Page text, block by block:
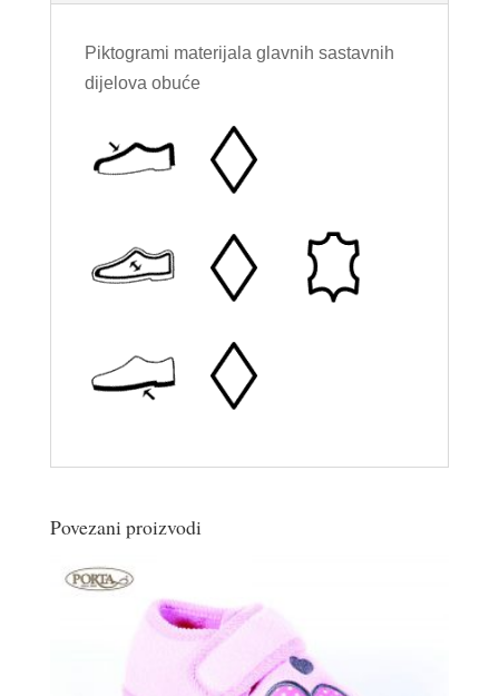
Piktogrami materijala glavnih sastavnih
dijelova obuće
Povezani proizvodi